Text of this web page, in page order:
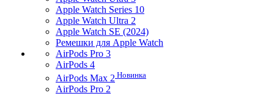
Apple Watch Series 10
Apple Watch Ultra 2
Apple Watch SE (2024)
Ремешки для Apple Watch
AirPods Pro 3
AirPods 4
AirPods Max 2 Новинка
AirPods Pro 2